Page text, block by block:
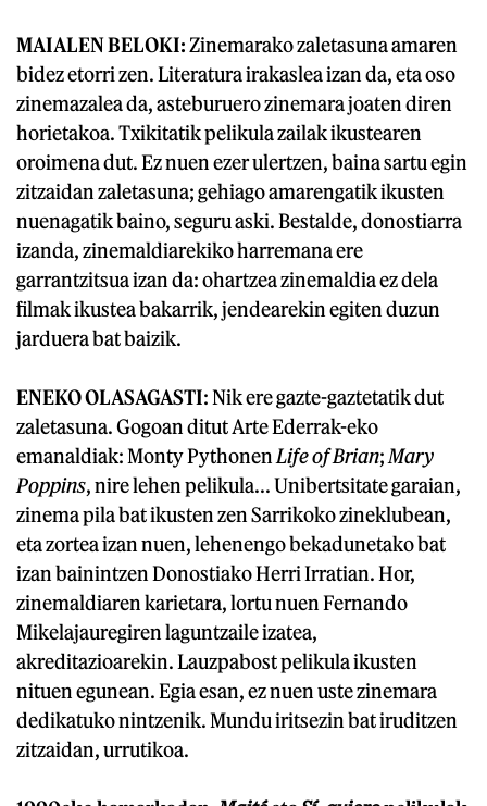
MAIALEN BELOKI:Zinemarako zaletasuna amaren
bidez etorri zen. Literatura irakaslea izan da, eta oso
zinemazalea da, asteburuero zinemara joaten diren
horietakoa. Txikitatik pelikula zailak ikustearen
oroimena dut. Ez nuen ezer ulertzen, baina sartu egin
zitzaidan zaletasuna; gehiago amarengatik ikusten
nuenagatik baino, seguru aski. Bestalde, donostiarra
izanda, zinemaldiarekiko harremana ere
garrantzitsua izan da: ohartzea zinemaldia ez dela
filmak ikustea bakarrik, jendearekin egiten duzun
jarduera bat baizik.
ENEKO OLASAGASTI: Nik ere gazte-gaztetatik dut
zaletasuna. Gogoan ditut Arte Ederrak-eko
emanaldiak: Monty Pythonen Life of Brian; Mary
Poppins, nire lehen pelikula... Unibertsitate garaian,
zinema pila bat ikusten zen Sarrikoko zineklubean,
eta zortea izan nuen, lehenengo bekadunetako bat
izan bainintzen Donostiako Herri Irratian. Hor,
zinemaldiaren karietara, lortu nuen Fernando
Mikelajauregiren laguntzaile izatea,
akreditazioarekin. Lauzpabost pelikula ikusten
nituen egunean. Egia esan, ez nuen uste zinemara
dedikatuko nintzenik. Mundu iritsezin bat iruditzen
zitzaidan, urrutikoa.